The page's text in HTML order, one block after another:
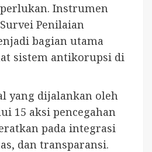
Instrumen
Penilaian
bagian utama
sistem antikorupsi di
yang dijalankan oleh
15 aksi pencegahan
pada integrasi
dan transparansi.